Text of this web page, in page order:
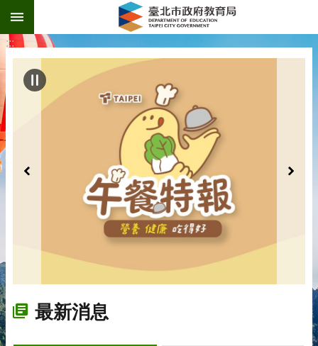
跳到主要內容區塊
:::
最新消息